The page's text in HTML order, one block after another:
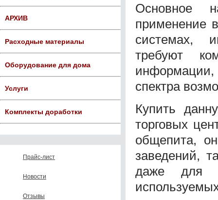
АРХИВ
Расходные материалы
Оборудование для дома
Услуги
Комплекты доработки
Прайс-лист
Новости
Отзывы
Основное
применение
системах,
требуют
спектра
Купить
торговых
общепита,
заведений,
даже для